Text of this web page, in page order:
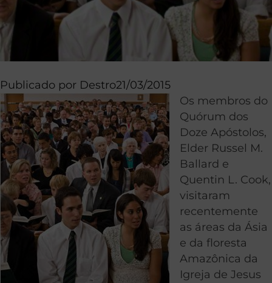
Publicado por Destro21/03/2015
Os membros do
Quórum dos
Doze Apóstolos,
Elder Russel M.
Ballard e
Quentin L. Cook,
visitaram
recentemente
as áreas da Ásia
e da floresta
Amazônica da
Igreja de Jesus